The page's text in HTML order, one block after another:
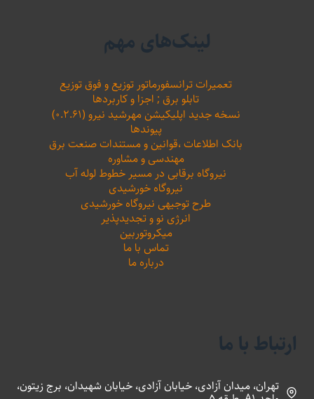
لینک‌های مهم
تعمیرات ترانسفورماتور توزیع و فوق توزیع
تابلو برق ; اجزا و کاربردها
نسخه جدید اپلیکیشن مهرشید نیرو (۰.۲.۶۱)
پیوندها
بانک اطلاعات ،‌قوانین و مستندات صنعت برق
مهندسی و مشاوره
نیروگاه برقابی در مسیر خطوط لوله آب
نیروگاه خورشیدی
طرح توجیهی نیروگاه خورشیدی
انرژی نو و تجدیدپذیر
میکروتوربین
تماس با ما
درباره ما
ارتباط با ما
تهران، میدان آزادی، خیابان آزادی، خیابان شهیدان، برج زیتون،